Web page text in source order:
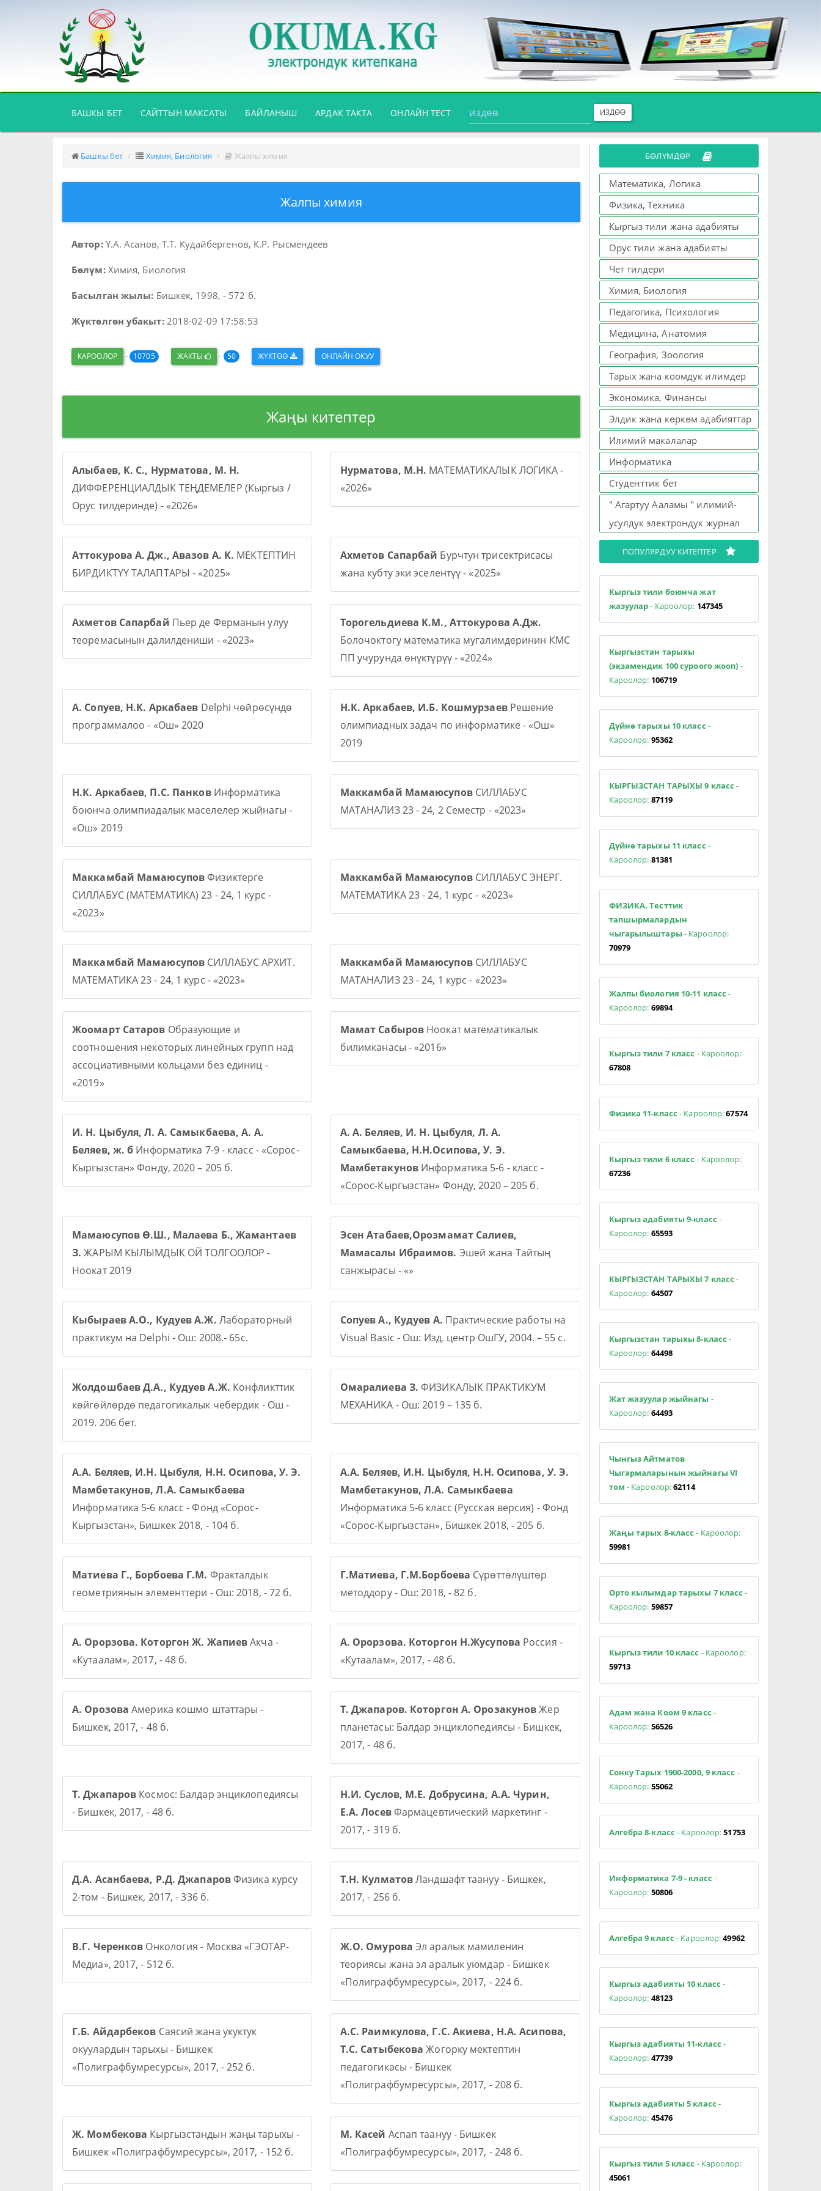
БАШКЫ БЕТ(CURRENT)
САЙТТЫН МАКСАТЫ БАЙЛАНЫШ АРДАК ТАКТА ОНЛАЙН ТЕСТ ИЗДӨӨ
Башкы бет Химия, Биология Жалпы химия
Жалпы химия
Автор:Ү.А. Асанов, Т.Т. Кудайбергенов, К.Р. Рысмендеев
Бөлүм:Химия, Биология
Басылган жылы: Бишкек, 1998, - 572 б.
Жүктөлгөн убакыт:2018-02-09 17:58:53
КАРООЛОР - 10705 ЖАКТЫ - 50 ЖҮКТӨӨ ОНЛАЙН ОКУУ
Жаңы китептер
Алыбаев, К. С., Нурматова, М. Н.
ДИФФЕРЕНЦИАЛДЫК ТЕҢДЕМЕЛЕР (Кыргыз /
Орус тилдеринде) - «2026»
Нурматова, М.Н. МАТЕМАТИКАЛЫК ЛОГИКА -
«2026»
Аттокурова А. Дж., Авазов А. К. МЕКТЕПТИН
БИРДИКТҮҮ ТАЛАПТАРЫ - «2025»
Ахметов Сапарбай Бурчтун трисектрисасы
жана кубту эки эселентүү - «2025»
Ахметов Сапарбай Пьер де Ферманын улуу
теоремасынын далилдениши - «2023»
Торогельдиева К.М., Аттокурова А.Дж.
Болочоктогу математика мугалимдеринин КМС
ПП учурунда өнүктүрүү - «2024»
А. Сопуев, Н.К. Аркабаев Delphi чөйрөсүндө
программалоо - «Ош» 2020
Н.К. Аркабаев, И.Б. КошмурзаевРешение
олимпиадных задач по информатике - «Ош»
2019
Н.К. Аркабаев, П.С. ПанковИнформатика
боюнча олимпиадалык маселелер жыйнагы -
«Ош» 2019
Маккамбай МамаюсуповСИЛЛАБУС
МАТАНАЛИЗ 23 - 24, 2 Семестр - «2023»
Маккамбай МамаюсуповФизиктерге
СИЛЛАБУС (МАТЕМАТИКА) 23 - 24, 1 курс -
«2023»
Маккамбай МамаюсуповСИЛЛАБУС ЭНЕРГ.
МАТЕМАТИКА 23 - 24, 1 курс - «2023»
Маккамбай Мамаюсупов СИЛЛАБУС АРХИТ.
МАТЕМАТИКА 23 - 24, 1 курс - «2023»
Маккамбай МамаюсуповСИЛЛАБУС
МАТАНАЛИЗ 23 - 24, 1 курс - «2023»
Жоомарт Сатаров Образующие и
соотношения некоторых линейных групп над
ассоциативными кольцами без единиц -
«2019»
Мамат Сабыров Ноокат математикалык
билимканасы - «2016»
И. Н. Цыбуля, Л. А. Самыкбаева, А. А.
Беляев, ж. б Информатика 7-9 - класс - «Сорос-
Кыргызстан» Фонду, 2020 – 205 б.
А. А. Беляев, И. Н. Цыбуля, Л. А.
Самыкбаева, Н.Н.Осипова, У. Э.
МамбетакуновИнформатика 5-6 - класс -
«Сорос-Кыргызстан» Фонду, 2020 – 205 б.
Мамаюсупов Ө.Ш., Малаева Б., Жамантаев
З. ЖАРЫМ КЫЛЫМДЫК ОЙ ТОЛГООЛОР -
Ноокат 2019
Эсен Атабаев,Орозмамат Салиев,
Мамасалы Ибраимов. Эшей жана Тайтың
санжырасы - «»
Кыбыраев А.О., Кудуев А.Ж. Лабораторный
практикум на Delphi - Ош: 2008.- 65с.
Сопуев А., Кудуев А. Практические работы на
Visual Basic - Ош: Изд. центр ОшГУ, 2004. – 55 с.
Жолдошбаев Д.А., Кудуев А.Ж. Конфликттик
көйгөйлөрдө педагогикалык чебердик - Ош -
2019. 206 бет.
Омаралиева З. ФИЗИКАЛЫК ПРАКТИКУМ
МЕХАНИКА - Ош: 2019 – 135 б.
А.А. Беляев, И.Н. Цыбуля, Н.Н. Осипова, У. Э.
Мамбетакунов, Л.А. Самыкбаева
Информатика 5-6 класс - Фонд «Сорос-
Кыргызстан», Бишкек 2018, - 104 б.
А.А. Беляев, И.Н. Цыбуля, Н.Н. Осипова, У. Э.
Мамбетакунов, Л.А. Самыкбаева
Информатика 5-6 класс (Русская версия) - Фонд
«Сорос-Кыргызстан», Бишкек 2018, - 205 б.
Матиева Г., Борбоева Г.М. Фракталдык
геометриянын элементтери - Ош: 2018, - 72 б.
Г.Матиева, Г.М.Борбоева Сүрөттөлүштөр
методдору - Ош: 2018, - 82 б.
А. Орорзова. Которгон Ж. ЖапиевАкча -
«Кутаалам», 2017, - 48 б.
А. Орорзова. Которгон Н.Жусупова Россия -
«Кутаалам», 2017, - 48 б.
А. Орозова Америка кошмо штаттары -
Бишкек, 2017, - 48 б.
Т. Джапаров. Которгон А. ОрозакуновЖер
планетасы: Балдар энциклопедиясы - Бишкек,
2017, - 48 б.
Т. Джапаров Космос: Балдар энциклопедиясы
- Бишкек, 2017, - 48 б.
Н.И. Суслов, М.Е. Добрусина, А.А. Чурин,
Е.А. ЛосевФармацевтический маркетинг -
2017, - 319 б.
Д.А. Асанбаева, Р.Д. ДжапаровФизика курсу
2-том - Бишкек, 2017, - 336 б.
Т.Н. КулматовЛандшафт таануу - Бишкек,
2017, - 256 б.
В.Г. Черенков Онкология - Москва «ГЭОТАР-
Медиа», 2017, - 512 б.
Ж.О. Омурова Эл аралык мамиленин
теориясы жана эл аралык уюмдар - Бишкек
«Полиграфбумресурсы», 2017, - 224 б.
Г.Б. Айдарбеков Саясий жана укуктук
окуулардын тарыхы - Бишкек
«Полиграфбумресурсы», 2017, - 252 б.
А.С. Раимкулова, Г.С. Акиева, Н.А. Асипова,
Т.С. Сатыбекова Жогорку мектептин
педагогикасы - Бишкек
«Полиграфбумресурсы», 2017, - 208 б.
Ж. Момбекова Кыргызстандын жаңы тарыхы -
Бишкек «Полиграфбумресурсы», 2017, - 152 б.
М. Касей Аспап таануу - Бишкек
«Полиграфбумресурсы», 2017, - 248 б.
БӨЛҮМДӨР
Математика, Логика
Физика, Техника
Кыргыз тили жана адабияты
Орус тили жана адабияты
Чет тилдери
Химия, Биология
Педагогика, Психология
Медицина, Анатомия
География, Зоология
Тарых жана коомдук илимдер
Экономика, Финансы
Элдик жана көркөм адабияттар
Илимий макалалар
Информатика
Студенттик бет
" Агартуу Ааламы " илимий-
усулдук электрондук журнал
ПОПУЛЯРДУУ КИТЕПТЕР
Кыргыз тили боюнча жат
жазуулар- Кароолор: 147345
Кыргызстан тарыхы
(экзамендик 100 суроого жооп) -
Кароолор: 106719
Дүйнө тарыхы 10 класс -
Кароолор: 95362
КЫРГЫЗСТАН ТАРЫХЫ 9 класс -
Кароолор: 87119
Дүйнө тарыхы 11 класс -
Кароолор: 81381
ФИЗИКА. Тесттик
тапшырмалардын
чыгарылыштары - Кароолор:
70979
Жалпы биология 10-11 класс -
Кароолор: 69894
Кыргыз тили 7 класс - Кароолор:
67808
Физика 11-класс - Кароолор:67574
Кыргыз тили 6 класс - Кароолор:
67236
Кыргыз адабияты 9-класс -
Кароолор: 65593
КЫРГЫЗСТАН ТАРЫХЫ 7 класс -
Кароолор: 64507
Кыргызстан тарыхы 8-класс -
Кароолор: 64498
Жат жазуулар жыйнагы -
Кароолор: 64493
Чынгыз Айтматов
Чыгармаларынын жыйнагы VI
том - Кароолор:62114
Жаңы тарых 8-класс - Кароолор:
59981
Орто кылымдар тарыхы 7 класс-
Кароолор: 59857
Кыргыз тили 10 класс - Кароолор:
59713
Адам жана Коом 9 класс -
Кароолор: 56526
Сонку Тарых 1900-2000, 9 класс -
Кароолор: 55062
Алгебра 8-класс - Кароолор:51753
Информатика 7-9 - класс -
Кароолор: 50806
Алгебра 9 класс- Кароолор:49962
Кыргыз адабияты 10 класс -
Кароолор: 48123
Кыргыз адабияты 11-класс -
Кароолор: 47739
Кыргыз адабияты 5 класс -
Кароолор: 45476
Кыргыз тили 5 класс - Кароолор:
45061